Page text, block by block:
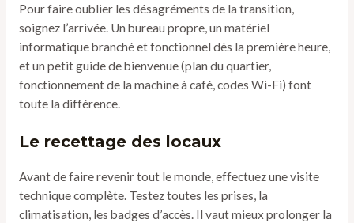
Pour faire oublier les désagréments de la transition,
soignez l’arrivée. Un bureau propre, un matériel
informatique branché et fonctionnel dès la première heure,
et un petit guide de bienvenue (plan du quartier,
fonctionnement de la machine à café, codes Wi-Fi) font
toute la différence.
Le recettage des locaux
Avant de faire revenir tout le monde, effectuez une visite
technique complète. Testez toutes les prises, la
climatisation, les badges d’accès. Il vaut mieux prolonger la